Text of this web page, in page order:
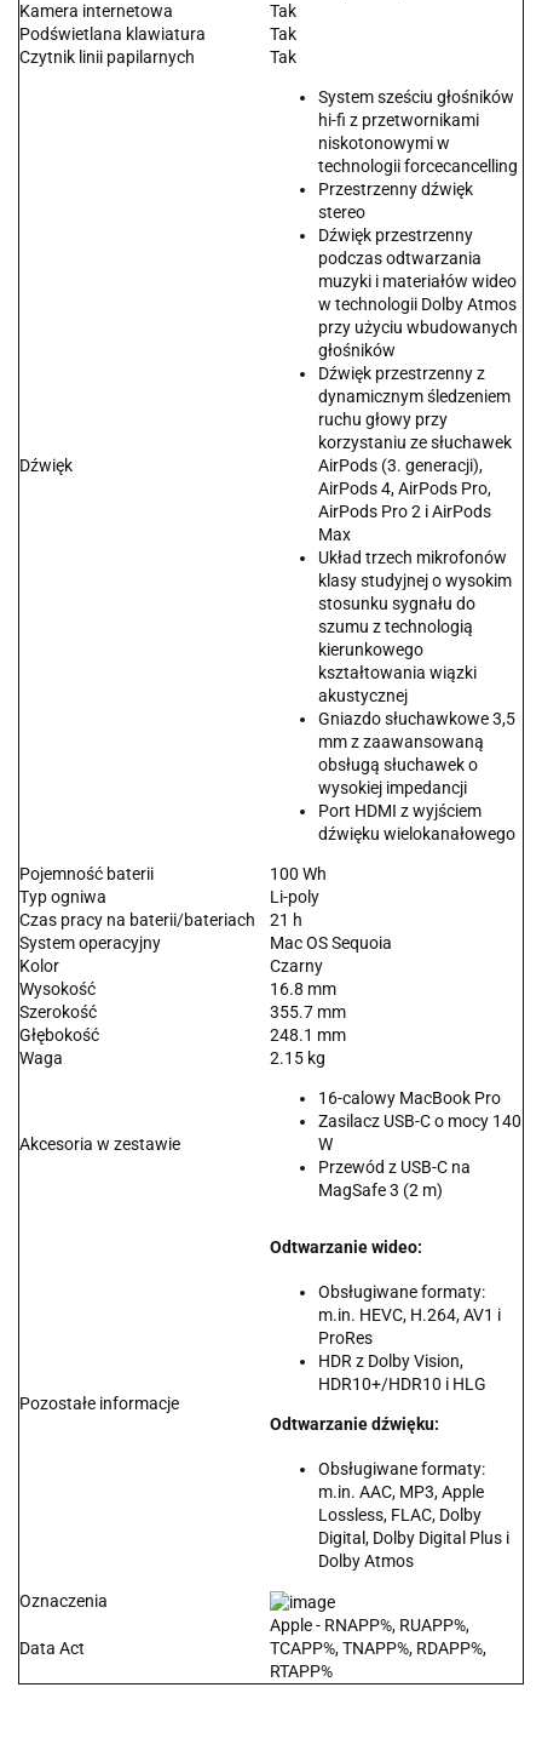
Kamera internetowa
Tak
Podświetlana klawiatura
Tak
Czytnik linii papilarnych
Tak
Dźwięk
System sześciu głośników
hi-fi z przetwornikami
niskotonowymi w
technologii forcecancelling
Przestrzenny dźwięk
stereo
Dźwięk przestrzenny
podczas odtwarzania
muzyki i materiałów wideo
w technologii Dolby Atmos
przy użyciu wbudowanych
głośników
Dźwięk przestrzenny z
dynamicznym śledzeniem
ruchu głowy przy
korzystaniu ze słuchawek
AirPods (3. generacji),
AirPods 4, AirPods Pro,
AirPods Pro 2 i AirPods
Max
Układ trzech mikrofonów
klasy studyjnej o wysokim
stosunku sygnału do
szumu z technologią
kierunkowego
kształtowania wiązki
akustycznej
Gniazdo słuchawkowe 3,5
mm z zaawansowaną
obsługą słuchawek o
wysokiej impedancji
Port HDMI z wyjściem
dźwięku wielokanałowego
Pojemność baterii
100 Wh
Typ ogniwa
Li-poly
Czas pracy na baterii/bateriach
21 h
System operacyjny
Mac OS Sequoia
Kolor
Czarny
Wysokość
16.8 mm
Szerokość
355.7 mm
Głębokość
248.1 mm
Waga
2.15 kg
Akcesoria w zestawie
16-calowy MacBook Pro
Zasilacz USB-C o mocy 140
W
Przewód z USB-C na
MagSafe 3 (2 m)
Pozostałe informacje
Odtwarzanie wideo:
Obsługiwane formaty:
m.in. HEVC, H.264, AV1 i
ProRes
HDR z Dolby Vision,
HDR10+/HDR10 i HLG
Odtwarzanie dźwięku:
Obsługiwane formaty:
m.in. AAC, MP3, Apple
Lossless, FLAC, Dolby
Digital, Dolby Digital Plus i
Dolby Atmos
Oznaczenia
Data Act
Apple - RNAPP%, RUAPP%,
TCAPP%, TNAPP%, RDAPP%,
RTAPP%